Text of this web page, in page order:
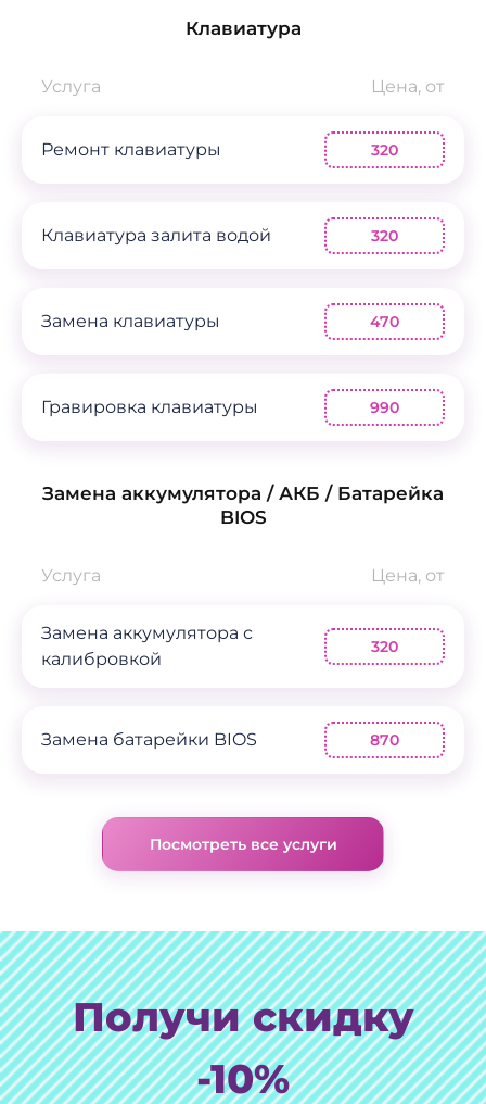
Клавиатура
Услуга Цена, от
Ремонт клавиатуры 320
Клавиатура залита водой 320
Замена клавиатуры 470
Гравировка клавиатуры 990
Замена аккумулятора / АКБ / Батарейка
BIOS
Услуга Цена, от
Замена аккумулятора с
калибровкой
320
Замена батарейки BIOS 870
Посмотреть все услуги
Получи скидку
-10%